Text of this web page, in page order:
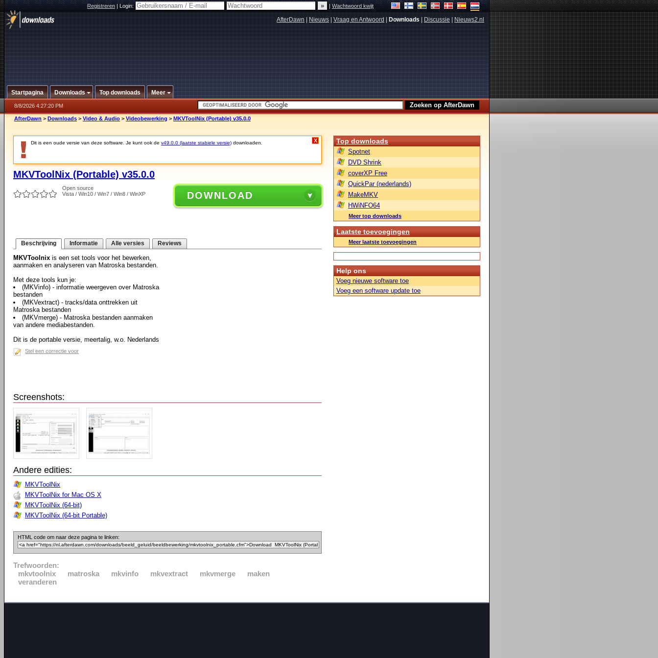
Registreren|Login: |Wachtwoord kwijt
AfterDawn Nieuws Vraag en Antwoord Downloads Discussie Nieuws2.nl
Startpagina Downloads Top downloads Meer
8/8/2026 4:27:20 PM
AfterDawn > Downloads > Video & Audio > Videobewerking > MKVToolNix (Portable) v35.0.0
Dit is een oude versie van deze software. Je kunt ook de v49.0.0 (laatste stabiele versie) downloaden. X
MKVToolNix (Portable) v35.0.0
Open source
Vista / Win10 / Win7 / Win8 / WinXP
DOWNLOAD
Beschrijving Informatie Alle versies Reviews
MKVToolnix is een set tools voor het bewerken,
aanmaken en analyseren van Matroska bestanden.
Met deze tools kun je:
(MKVinfo) - informatie weergeven over Matroska
bestanden
(MKVextract) - tracks/data onttrekken uit
Matroska bestanden
(MKVmerge) - Matroska bestanden aanmaken
van andere mediabestanden.
Dit is de portable versie, meertalig, w.o. Nederlands
Stel een correctie voor
Screenshots:
Andere edities:
MKVToolNix
MKVToolNix for Mac OS X
MKVToolNix (64-bit)
MKVToolNix (64-bit Portable)
HTML code om naar deze pagina te linken:
Trefwoorden:
mkvtoolnix
matroska mkvinfo mkvextract mkvmerge
maken
veranderen
Top downloads
Spotnet
DVD Shrink
coverXP Free
QuickPar (nederlands)
MakeMKV
HWiNFO64
Meer top downloads
Laatste toevoegingen
Meer laatste toevoegingen
Help ons
Voeg nieuwe software toe
Voeg een software update toe